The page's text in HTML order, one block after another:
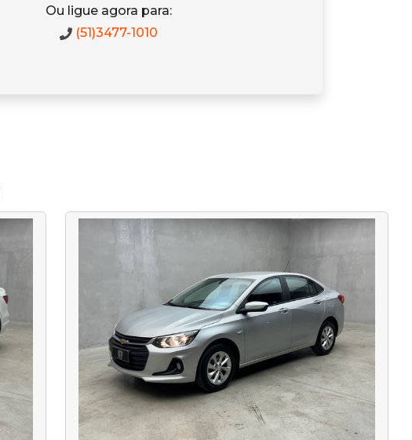
Ou ligue agora para:
(51)3477-1010